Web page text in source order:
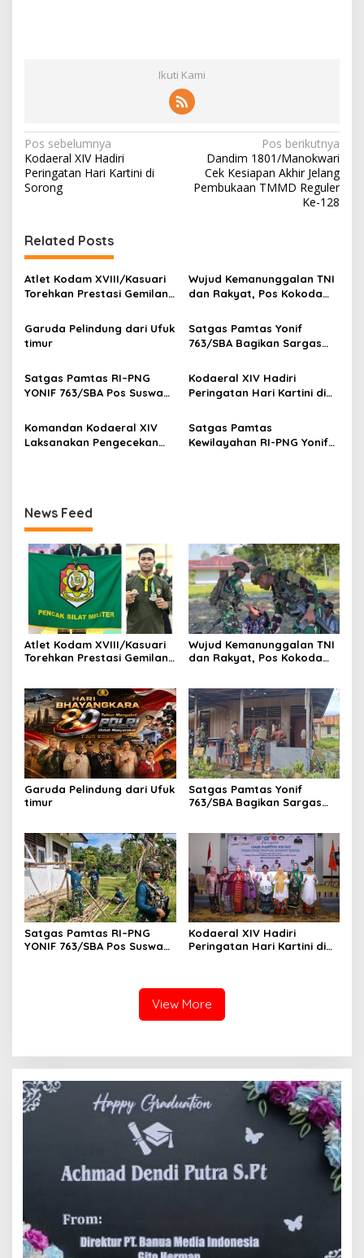
Ikuti Kami
N
a
v
g
a
s
p
o
s
Pos sebelumnya
Kodaeral XIV Hadiri
Peringatan Hari Kartini di
Sorong
Pos berikutnya
Dandim 1801/Manokwari
Cek Kesiapan Akhir Jelang
Pembukaan TMMD Reguler
Ke-128
Related Posts
Atlet Kodam XVIII/Kasuari
Torehkan Prestasi Gemilang
Silat Piala Gubernur Papua
Barat Daya 2026
Wujud Kemanunggalan TNI
dan Rakyat, Pos Kokoda
Masyarakat Kampung
Taarof
Garuda Pelindung dari Ufuk
timur
Satgas Pamtas Yonif
763/SBA Bagikan Sargas
Satgas Pamtas RI–PNG
YONIF 763/SBA Pos Suswa
Rumah Ibadah di Kampung
Suswa
Kodaeral XIV Hadiri
Peringatan Hari Kartini di
Komandan Kodaeral XIV
Laksanakan Pengecekan
Satgas Pamtas
Kewilayahan RI-PNG Yonif
News Feed
Atlet Kodam XVIII/Kasuari
Torehkan Prestasi Gemilang
Barat Daya 2026
Wujud Kemanunggalan TNI
dan Rakyat, Pos Kokoda
Taarof
Garuda Pelindung dari Ufuk
timur
Satgas Pamtas Yonif
763/SBA Bagikan Sargas
Satgas Pamtas RI–PNG
YONIF 763/SBA Pos Suswa
Kodaeral XIV Hadiri
Peringatan Hari Kartini di
View More